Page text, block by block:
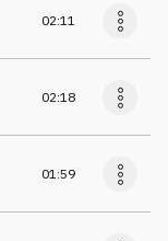
02:11
02:18
01:59